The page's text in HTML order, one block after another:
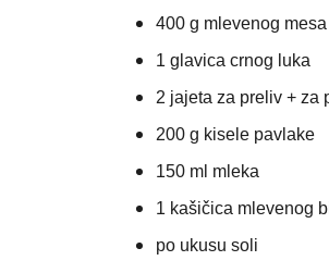
400 g mlevenog mesa
1 glavica crnog luka
2 jajeta za preliv + za
200 g kisele pavlake
150 ml mleka
1 kašičica mlevenog
po ukusu soli